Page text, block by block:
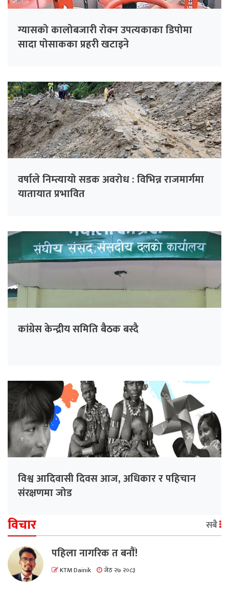
ग्यासको कालोबजारी रोक्न उपत्यकाका डिपोमा
सादा पोसाकका प्रहरी खटाइने
वर्षाले निम्त्यायो सडक अवरोध : विभिन्न राजमार्गमा
यातायात प्रभावित
कांग्रेस केन्द्रीय समिति बैठक बस्दै
विश्व आदिवासी दिवस आज, अधिकार र पहिचान
संरक्षणमा जोड
विचार सबै
पहिला नागरिक त बनाैं!
KTM Dainik जेठ २७ २०८३